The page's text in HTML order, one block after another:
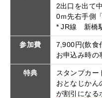
2出口を出て
0ｍ先右手側
* JR線 新
参加費
7,900円(飲食
お申込み時の
特典 スタンプカー
おとなじかん
が割引になる